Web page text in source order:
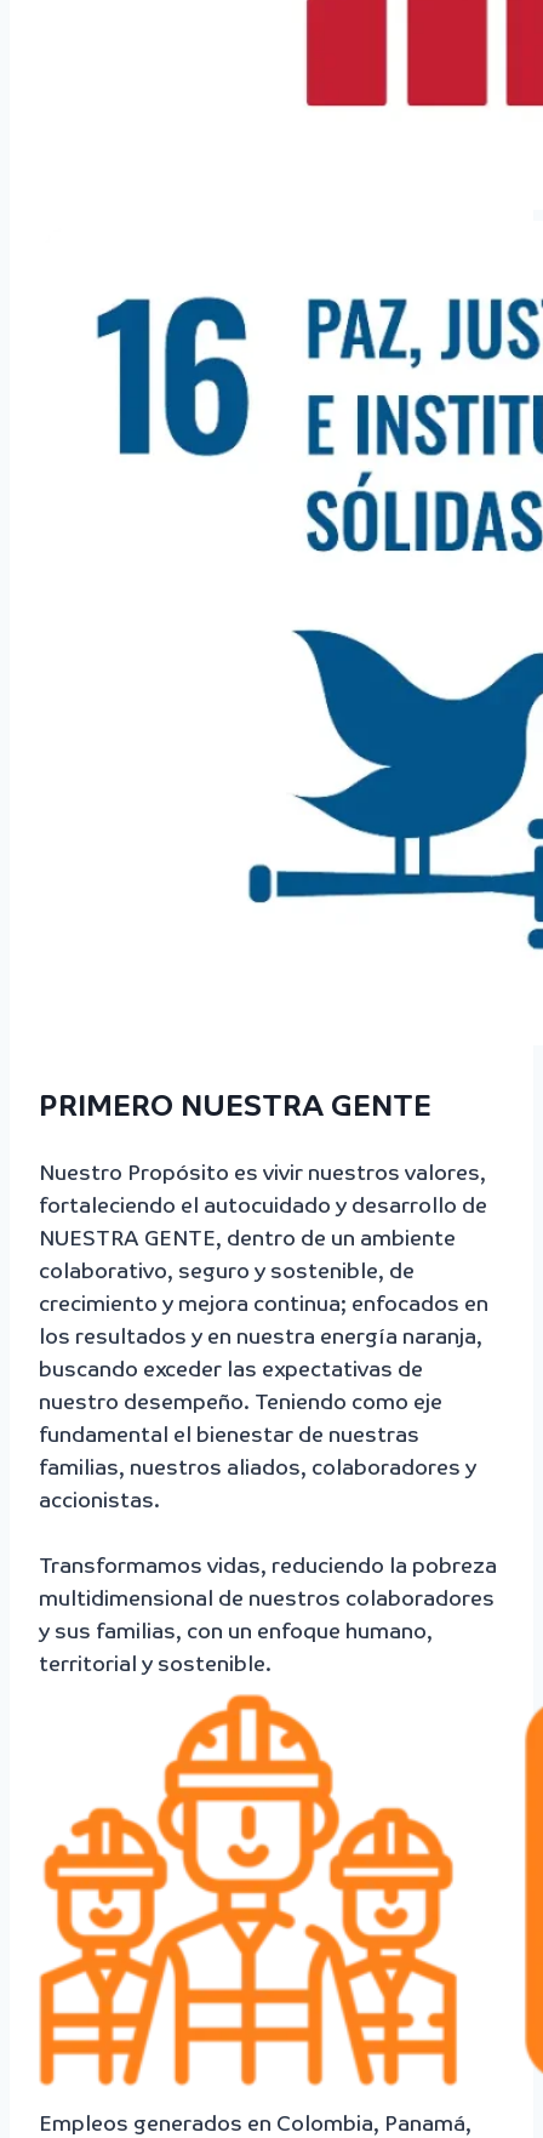
PRIMERO NUESTRA GENTE
Nuestro Propósito es vivir nuestros valores,
fortaleciendo el autocuidado y desarrollo de
NUESTRA GENTE, dentro de un ambiente
colaborativo, seguro y sostenible, de
crecimiento y mejora continua; enfocados en
los resultados y en nuestra energía naranja,
buscando exceder las expectativas de
nuestro desempeño. Teniendo como eje
fundamental el bienestar de nuestras
familias, nuestros aliados, colaboradores y
accionistas.
Transformamos vidas, reduciendo la pobreza
multidimensional de nuestros colaboradores
y sus familias, con un enfoque humano,
territorial y sostenible.
Empleos generados en Colombia, Panamá,